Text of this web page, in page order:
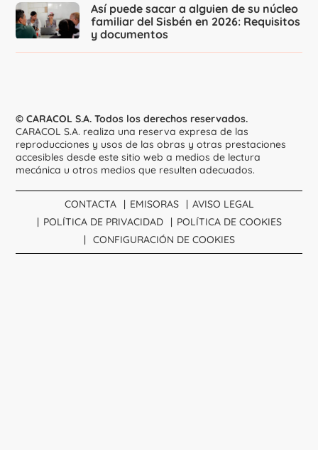
Así puede sacar a alguien de su núcleo
familiar del Sisbén en 2026: Requisitos
y documentos
© CARACOL S.A. Todos los derechos reservados.
CARACOL S.A. realiza una reserva expresa de las
reproducciones y usos de las obras y otras prestaciones
accesibles desde este sitio web a medios de lectura
mecánica u otros medios que resulten adecuados.
CONTACTA EMISORAS
AVISO LEGAL
POLÍTICA DE PRIVACIDAD
POLÍTICA DE COOKIES
CONFIGURACIÓN DE COOKIES